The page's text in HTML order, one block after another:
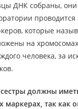
ДНК собраны,
проводится
которые
на
человека, за
должны
маркерах, так как